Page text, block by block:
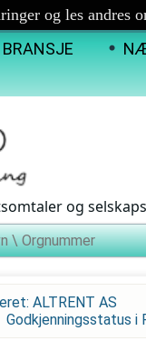
og les andres
BRANSJE
og
ALTRENT AS
Godkjenningsstatus i